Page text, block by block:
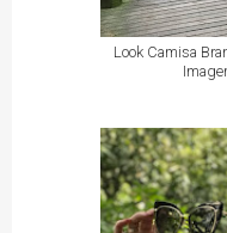
Look Camisa